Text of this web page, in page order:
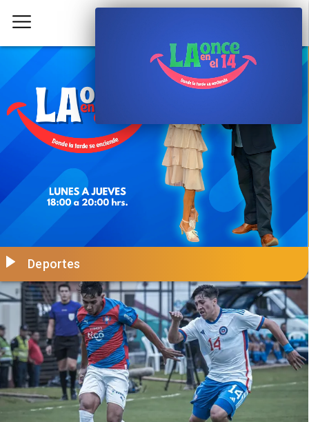
Deportes